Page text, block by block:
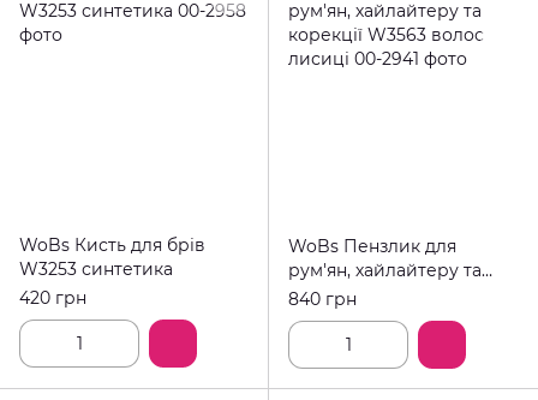
WoBs Кисть для брів
W3253 синтетика
420 грн
WoBs Пензлик для
рум'ян, хайлайтеру та
корекції W3563 волос
лисиці
840 грн